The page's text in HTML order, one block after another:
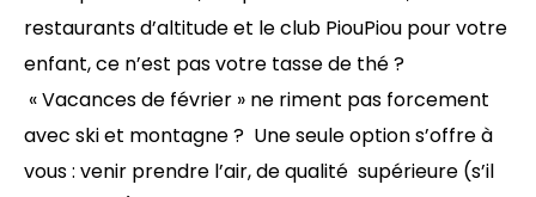
restaurants d’altitude et le club PiouPiou pour votre
enfant, ce n’est pas votre tasse de thé ?
« Vacances de février » ne riment pas forcement
avec ski et montagne ? Une seule option s’offre à
vous : venir prendre l’air, de qualité supérieure (s’il